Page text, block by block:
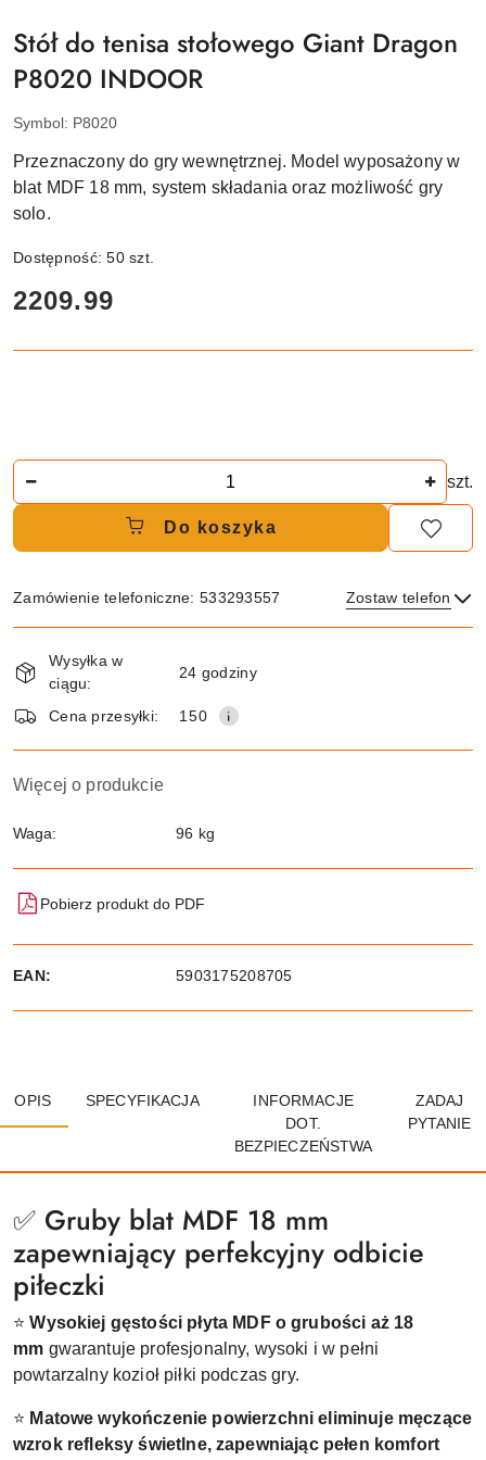
Stół do tenisa stołowego Giant Dragon
P8020 INDOOR
Symbol: P8020
Przeznaczony do gry wewnętrznej. Model wyposażony w
blat MDF 18 mm, system składania oraz możliwość gry
solo.
Dostępność:50szt.
cena:
2209.99
szt.
Do koszyka
Zamówienie telefoniczne: 533293557 Zostaw telefon
i
dostawa
Wysyłka w
ciągu:
24 godziny
Cena przesyłki: 150
Więcej o produkcie
Waga: 96 kg
Pobierz produkt do PDF
EAN: 5903175208705
OPIS SPECYFIKACJA
INFORMACJE
DOT.
BEZPIECZEŃSTWA
ZADAJ
PYTANIE
✅ Gruby blat MDF 18 mm
zapewniający perfekcyjny odbicie
piłeczki
⭐ Wysokiej gęstości płyta MDF o grubości aż 18
mm gwarantuje profesjonalny, wysoki i w pełni
powtarzalny kozioł piłki podczas gry.
⭐ Matowe wykończenie powierzchni eliminuje męczące
wzrok refleksy świetlne, zapewniając pełen komfort